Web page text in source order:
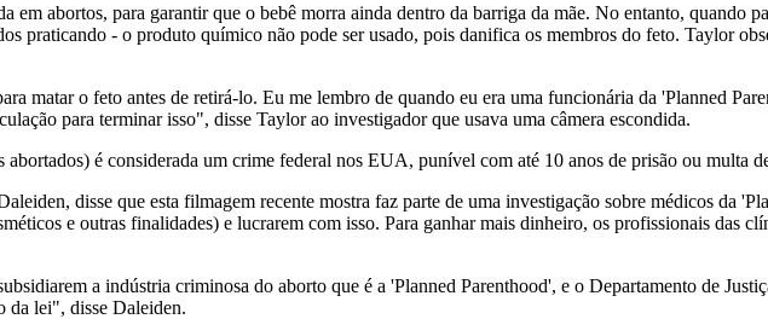
em abortos, para garantir que o bebê morra ainda dentro da barriga da mãe. No entanto, quando
praticando - o produto químico não pode ser usado, pois danifica os membros do feto. Taylor
matar o feto antes de retirá-lo. Eu me lembro de quando eu era uma funcionária da 'Planned
para terminar isso", disse Taylor ao investigador que usava uma câmera escondida.
é considerada um crime federal nos EUA, punível com até 10 anos de prisão ou multa
disse que esta filmagem recente mostra faz parte de uma investigação sobre médicos da
e outras finalidades) e lucrarem com isso. Para ganhar mais dinheiro, os profissionais das
a indústria criminosa do aborto que é a 'Planned Parenthood', e o Departamento de
da lei", disse Daleiden.